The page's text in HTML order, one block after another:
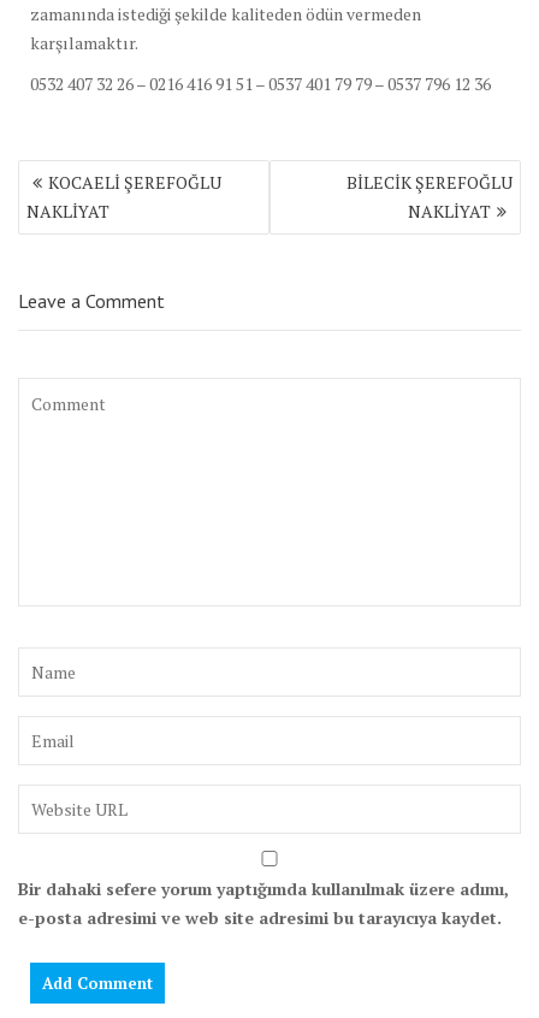
zamanında istediği şekilde kaliteden ödün vermeden
karşılamaktır.
0532 407 32 26 – 0216 416 91 51 – 0537 401 79 79 – 0537 796 12 36
Yazı
dolaşımı
KOCAELİ ŞEREFOĞLU
NAKLİYAT
BİLECİK ŞEREFOĞLU
NAKLİYAT
Leave a Comment
Bir dahaki sefere yorum yaptığımda kullanılmak üzere adımı,
e-posta adresimi ve web site adresimi bu tarayıcıya kaydet.